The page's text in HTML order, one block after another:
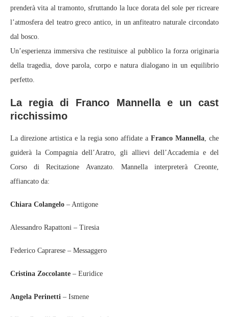
prenderà vita al tramonto, sfruttando la luce dorata del sole per ricreare
l’atmosfera del teatro greco antico, in un anfiteatro naturale circondato
dal bosco.
Un’esperienza immersiva che restituisce al pubblico la forza originaria
della tragedia, dove parola, corpo e natura dialogano in un equilibrio
perfetto.
La regia di Franco Mannella e un cast
ricchissimo
La direzione artistica e la regia sono affidate a Franco Mannella, che
guiderà la Compagnia dell’Aratro, gli allievi dell’Accademia e del
Corso di Recitazione Avanzato. Mannella interpreterà Creonte,
affiancato da:
Chiara Colangelo – Antigone
Alessandro Rapattoni – Tiresia
Federico Caprarese – Messaggero
Cristina Zoccolante – Euridice
Angela Perinetti – Ismene